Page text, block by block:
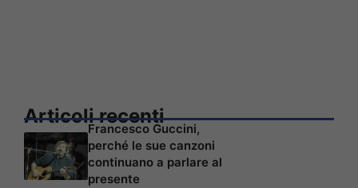
Articoli recenti
Francesco Guccini,
perché le sue canzoni
continuano a parlare al
presente